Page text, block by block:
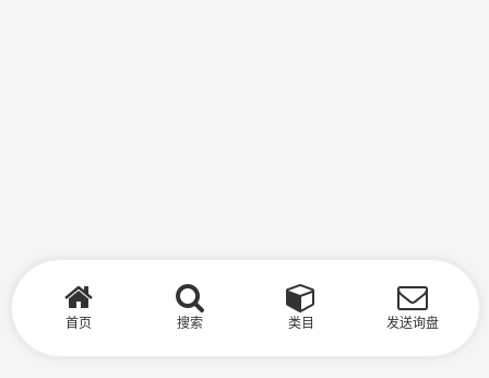
首页 搜索 类目 发送询盘